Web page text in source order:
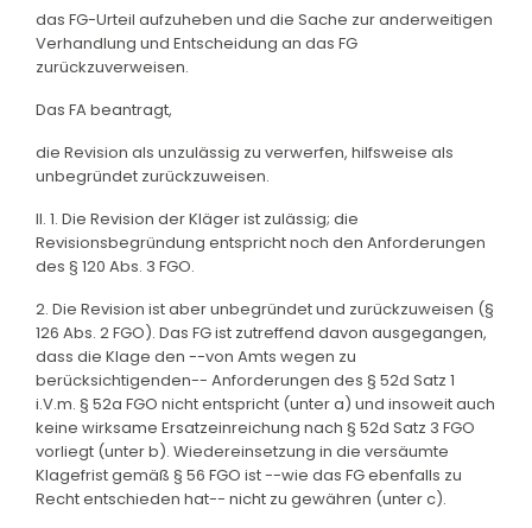
das FG-Urteil aufzuheben und die Sache zur anderweitigen
Verhandlung und Entscheidung an das FG
zurückzuverweisen.
Das FA beantragt,
die Revision als unzulässig zu verwerfen, hilfsweise als
unbegründet zurückzuweisen.
II. 1. Die Revision der Kläger ist zulässig; die
Revisionsbegründung entspricht noch den Anforderungen
des § 120 Abs. 3 FGO.
2. Die Revision ist aber unbegründet und zurückzuweisen (§
126 Abs. 2 FGO). Das FG ist zutreffend davon ausgegangen,
dass die Klage den --von Amts wegen zu
berücksichtigenden-- Anforderungen des § 52d Satz 1
i.V.m. § 52a FGO nicht entspricht (unter a) und insoweit auch
keine wirksame Ersatzeinreichung nach § 52d Satz 3 FGO
vorliegt (unter b). Wiedereinsetzung in die versäumte
Klagefrist gemäß § 56 FGO ist --wie das FG ebenfalls zu
Recht entschieden hat-- nicht zu gewähren (unter c).